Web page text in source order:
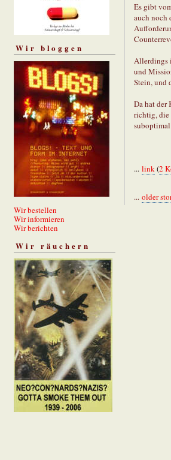
Wir bloggen
Wir bestellen
Wir informieren
Wir berichten
Wir räuchern
Es gibt
auch noch
Allerdings
und
Stein, und
Da hat der
richtig, die
... link(2
... older